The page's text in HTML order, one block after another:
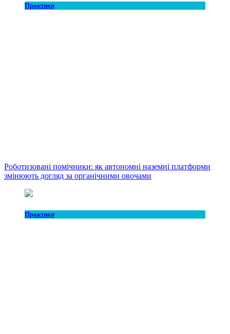
Практики
Роботизовані помічники: як автономні наземні платформи
змінюють догляд за органічними овочами
Практики